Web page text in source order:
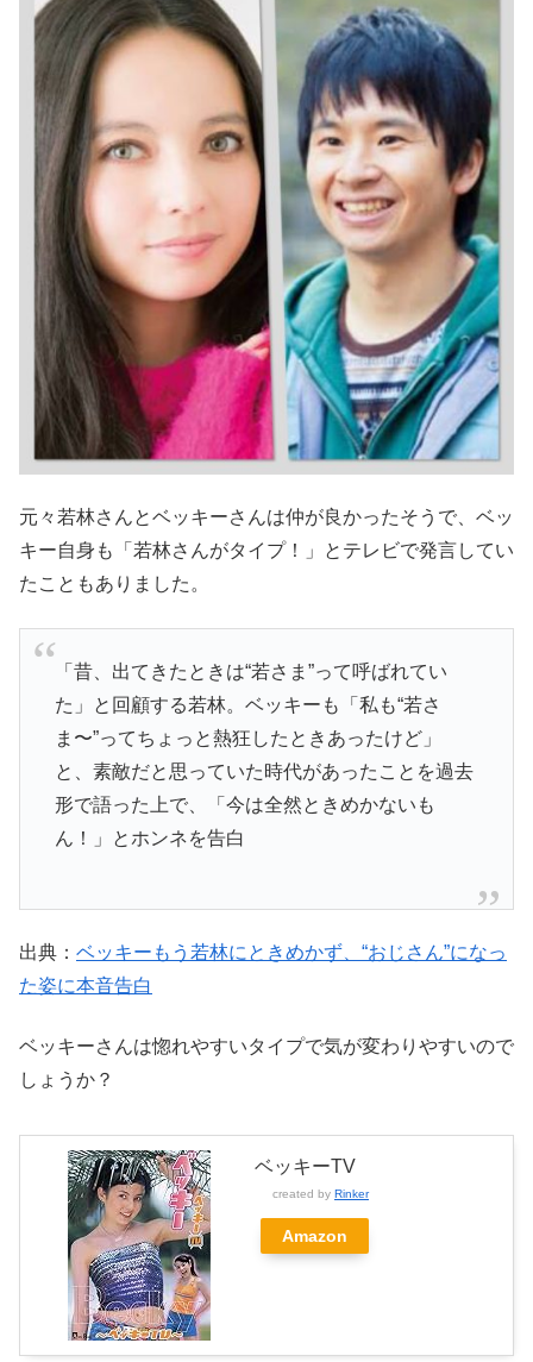
元々若林さんとベッキーさんは仲が良かったそうで、ベッ
キー自身も「若林さんがタイプ！」とテレビで発言してい
たこともありました。
「昔、出てきたときは“若さま”って呼ばれてい
た」と回顧する若林。ベッキーも「私も“若さ
ま〜”ってちょっと熱狂したときあったけど」
と、素敵だと思っていた時代があったことを過去
形で語った上で、「今は全然ときめかないも
ん！」とホンネを告白
出典： ベッキーもう若林にときめかず、“おじさん”になっ
た姿に本音告白
ベッキーさんは惚れやすいタイプで気が変わりやすいので
しょうか？
ベッキーTV
created by Rinker
Amazon